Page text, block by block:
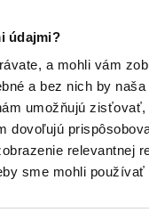
údajmi?
a mohli vám
a bez nich by
umožňujú
dovoľujú
relevantnej
sme mohli